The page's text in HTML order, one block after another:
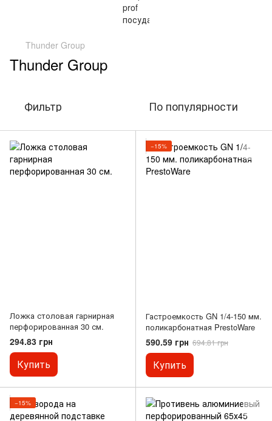
Thunder Group
Thunder Group
Фильтр По популярности
Ложка столовая гарнирная
перфорированная 30 см.
294.83 грн
Купить
−15%
Гастроемкость GN 1/4-150 мм.
поликарбонатная PrestoWare
590.59 грн 694.81 грн
Купить
−15%